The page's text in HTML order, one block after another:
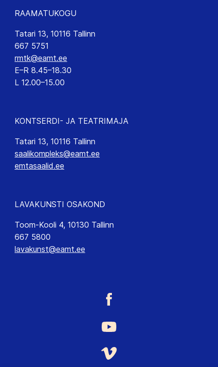
RAAMATUKOGU
Tatari 13, 10116 Tallinn
667 5751
rmtk@eamt.ee
E–R 8.45–18.30
L 12.00–15.00
KONTSERDI- JA TEATRIMAJA
Tatari 13, 10116 Tallinn
saalikompleks@eamt.ee
emtasaalid.ee
LAVAKUNSTI OSAKOND
Toom-Kooli 4, 10130 Tallinn
667 5800
lavakunst@eamt.ee